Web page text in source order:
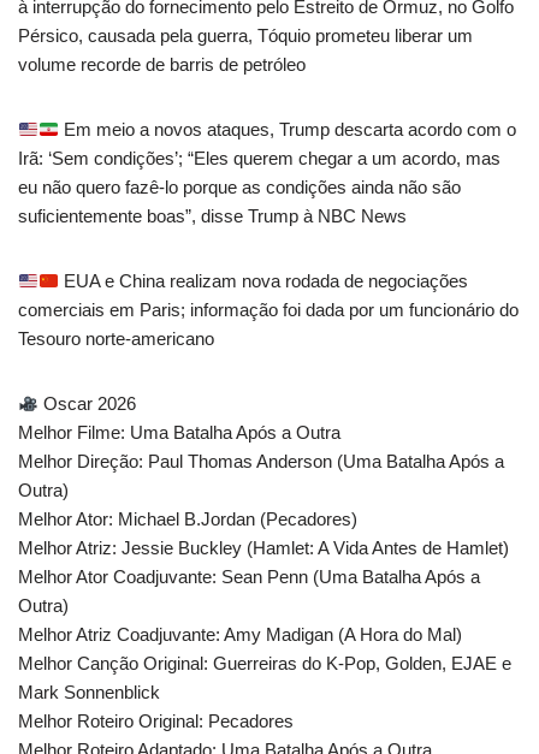
à interrupção do fornecimento pelo Estreito de Ormuz, no Golfo
Pérsico, causada pela guerra, Tóquio prometeu liberar um
volume recorde de barris de petróleo
Em meio a novos ataques, Trump descarta acordo com o
Irã: ‘Sem condições’; “Eles querem chegar a um acordo, mas
eu não quero fazê-lo porque as condições ainda não são
suficientemente boas”, disse Trump à NBC News
EUA e China realizam nova rodada de negociações
comerciais em Paris; informação foi dada por um funcionário do
Tesouro norte-americano
Oscar 2026
Melhor Filme: Uma Batalha Após a Outra
Melhor Direção: Paul Thomas Anderson (Uma Batalha Após a
Outra)
Melhor Ator: Michael B.Jordan (Pecadores)
Melhor Atriz: Jessie Buckley (Hamlet: A Vida Antes de Hamlet)
Melhor Ator Coadjuvante: Sean Penn (Uma Batalha Após a
Outra)
Melhor Atriz Coadjuvante: Amy Madigan (A Hora do Mal)
Melhor Canção Original: Guerreiras do K-Pop, Golden, EJAE e
Mark Sonnenblick
Melhor Roteiro Original: Pecadores